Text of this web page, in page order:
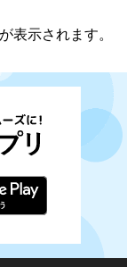
表示されます。